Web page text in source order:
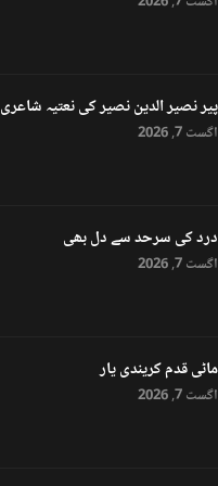
پیر نصیر الدین نصیر کی نعتیہ شاعری
اگست 7, 2026
درد کی سرحد سے دل بھی
اگست 7, 2026
ماٹی قدم کریندی یار
اگست 7, 2026